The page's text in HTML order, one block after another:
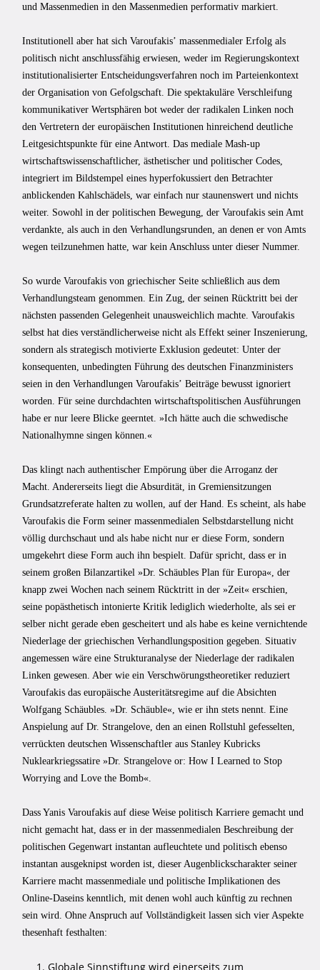
und Massenmedien in den Massenmedien performativ markiert.
Institutionell aber hat sich Varoufakisʼ massenmedialer Erfolg als
politisch nicht anschlussfähig erwiesen, weder im Regierungskontext
institutionalisierter Entscheidungsverfahren noch im Parteienkontext
der Organisation von Gefolgschaft. Die spektakuläre Verschleifung
kommunikativer Wertsphären bot weder der radikalen Linken noch
den Vertretern der europäischen Institutionen hinreichend deutliche
Leitgesichtspunkte für eine Antwort. Das mediale Mash-up
wirtschaftswissenschaftlicher, ästhetischer und politischer Codes,
integriert im Bildstempel eines hyperfokussiert den Betrachter
anblickenden Kahlschädels, war einfach nur staunenswert und nichts
weiter. Sowohl in der politischen Bewegung, der Varoufakis sein Amt
verdankte, als auch in den Verhandlungsrunden, an denen er von Amts
wegen teilzunehmen hatte, war kein Anschluss unter dieser Nummer.
So wurde Varoufakis von griechischer Seite schließlich aus dem
Verhandlungsteam genommen. Ein Zug, der seinen Rücktritt bei der
nächsten passenden Gelegenheit unausweichlich machte. Varoufakis
selbst hat dies verständlicherweise nicht als Effekt seiner Inszenierung,
sondern als strategisch motivierte Exklusion gedeutet: Unter der
konsequenten, unbedingten Führung des deutschen Finanzministers
seien in den Verhandlungen Varoufakisʼ Beiträge bewusst ignoriert
worden. Für seine durchdachten wirtschaftspolitischen Ausführungen
habe er nur leere Blicke geerntet. »Ich hätte auch die schwedische
Nationalhymne singen können.«
Das klingt nach authentischer Empörung über die Arroganz der
Macht. Andererseits liegt die Absurdität, in Gremiensitzungen
Grundsatzreferate halten zu wollen, auf der Hand. Es scheint, als habe
Varoufakis die Form seiner massenmedialen Selbstdarstellung nicht
völlig durchschaut und als habe nicht nur er diese Form, sondern
umgekehrt diese Form auch ihn bespielt. Dafür spricht, dass er in
seinem großen Bilanzartikel »Dr. Schäubles Plan für Europa«, der
knapp zwei Wochen nach seinem Rücktritt in der »Zeit« erschien,
seine popästhetisch intonierte Kritik lediglich wiederholte, als sei er
selber nicht gerade eben gescheitert und als habe es keine vernichtende
Niederlage der griechischen Verhandlungsposition gegeben. Situativ
angemessen wäre eine Strukturanalyse der Niederlage der radikalen
Linken gewesen. Aber wie ein Verschwörungstheoretiker reduziert
Varoufakis das europäische Austeritätsregime auf die Absichten
Wolfgang Schäubles. »Dr. Schäuble«, wie er ihn stets nennt. Eine
Anspielung auf Dr. Strangelove, den an einen Rollstuhl gefesselten,
verrückten deutschen Wissenschaftler aus Stanley Kubricks
Nuklearkriegssatire »Dr. Strangelove or: How I Learned to Stop
Worrying and Love the Bomb«.
Dass Yanis Varoufakis auf diese Weise politisch Karriere gemacht und
nicht gemacht hat, dass er in der massenmedialen Beschreibung der
politischen Gegenwart instantan aufleuchtete und politisch ebenso
instantan ausgeknipst worden ist, dieser Augenblickscharakter seiner
Karriere macht massenmediale und politische Implikationen des
Online-Daseins kenntlich, mit denen wohl auch künftig zu rechnen
sein wird. Ohne Anspruch auf Vollständigkeit lassen sich vier Aspekte
thesenhaft festhalten:
Globale Sinnstiftung wird einerseits zum